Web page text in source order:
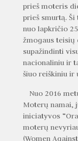
prieš moteris
prieš smurtą.
nuo lapkričio
žmogaus teisių
supažindinti
nacionaliniu ir
šiuo reiškiniu ir
Nuo 2016
Moterų namai,
iniciatyvos
moterų
(Women